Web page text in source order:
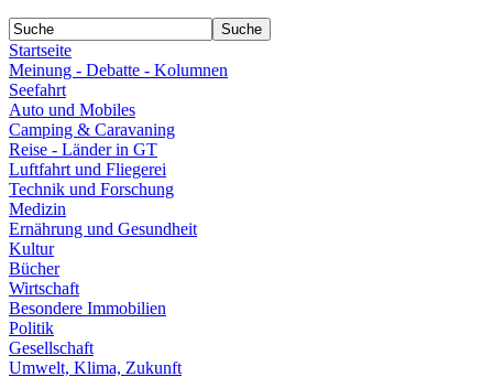
Startseite
Meinung - Debatte - Kolumnen
Seefahrt
Auto und Mobiles
Camping & Caravaning
Reise - Länder in GT
Luftfahrt und Fliegerei
Technik und Forschung
Medizin
Ernährung und Gesundheit
Kultur
Bücher
Wirtschaft
Besondere Immobilien
Politik
Gesellschaft
Umwelt, Klima, Zukunft